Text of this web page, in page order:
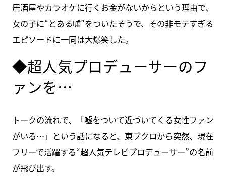
居酒屋やカラオケに行くお金がないからという理由で、
女の子に“とある嘘”をついたそうで、その非モテすぎる
エピソードに一同は大爆笑した。
◆超人気プロデューサーのフ
ァンを…
トークの流れで、「嘘をついて近づいてくる女性ファン
がいる…」という話になると、東ブクロから突然、現在
フリーで活躍する“超人気テレビプロデューサー”の名前
が飛び出す。